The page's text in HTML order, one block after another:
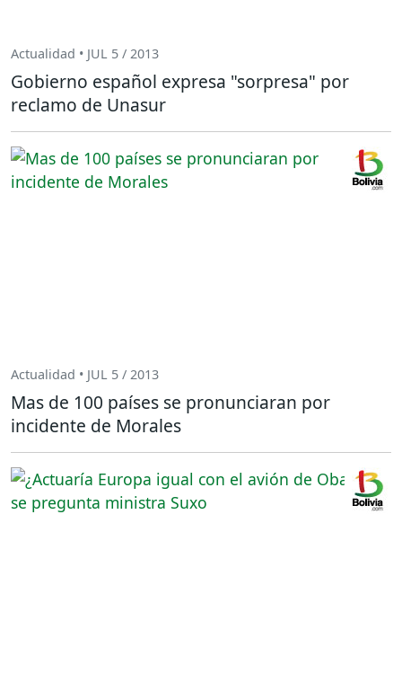
Actualidad • JUL 5 / 2013
Gobierno español expresa "sorpresa" por
reclamo de Unasur
Actualidad • JUL 5 / 2013
Mas de 100 países se pronunciaran por
incidente de Morales